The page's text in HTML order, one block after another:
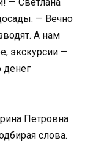
— Светлана
— Вечно
А нам
экскурсии —
денег
Петровна
слова.